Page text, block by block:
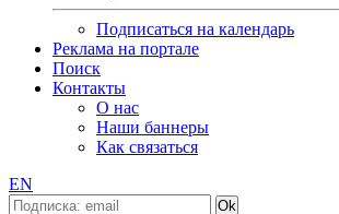
Подписаться на календарь
Реклама на портале
Поиск
Контакты
О нас
Наши баннеры
Как связаться
EN